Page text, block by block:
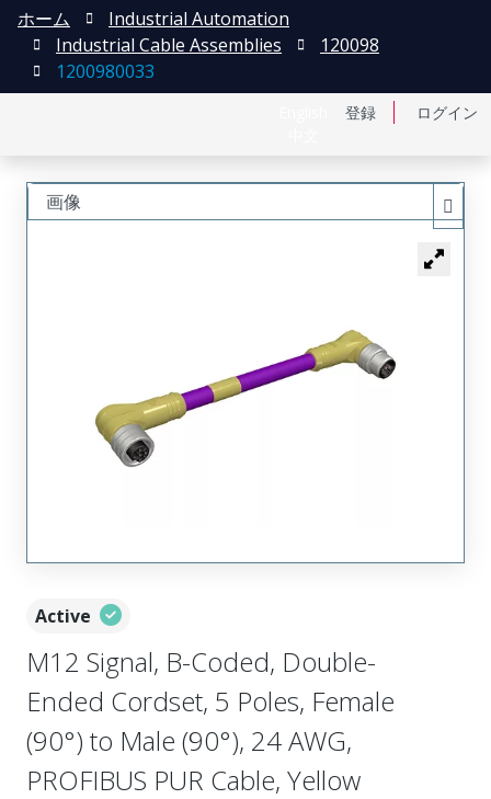
登録 ログイン
ホーム
Industrial Automation
Industrial Cable Assemblies
120098
1200980033
Active
M12 Signal, B-Coded, Double-
Ended Cordset, 5 Poles, Female
(90°) to Male (90°), 24 AWG,
PROFIBUS PUR Cable, Yellow
画像